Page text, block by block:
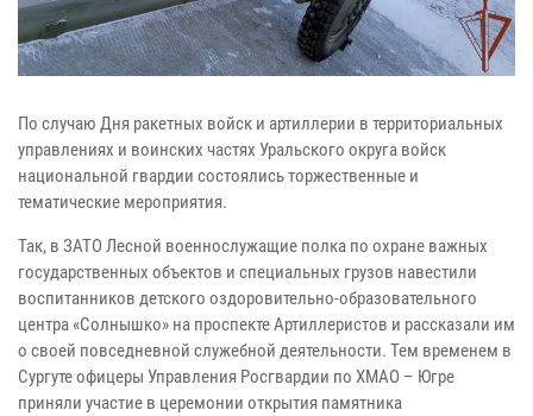
По случаю Дня ракетных войск и артиллерии в территориальных
управлениях и воинских частях Уральского округа войск
национальной гвардии состоялись торжественные и
тематические мероприятия.
Так, в ЗАТО Лесной военнослужащие полка по охране важных
государственных объектов и специальных грузов навестили
воспитанников детского оздоровительно-образовательного
центра «Солнышко» на проспекте Артиллеристов и рассказали им
о своей повседневной служебной деятельности. Тем временем в
Сургуте офицеры Управления Росгвардии по ХМАО – Югре
приняли участие в церемонии открытия памятника